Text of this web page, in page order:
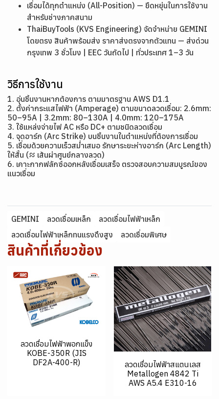
เชื่อมได้ทุกตำแหน่ง (All-Position) — ยืดหยุ่นในการใช้งาน
สำหรับช่างภาคสนาม
ThaiBuyTools (KVS Engineering) จัดจำหน่าย GEMINI
โดยตรง สินค้าพร้อมส่ง ราคาส่งตรงจากตัวแทน — ส่งด่วน
กรุงเทพ 3 ชั่วโมง | EEC วันถัดไป | ทั่วประเทศ 1–3 วัน
วิธีการใช้งาน
1. อุ่นชิ้นงานหากต้องการ ตามมาตรฐาน AWS D1.1
2. ตั้งค่ากระแสไฟฟ้า (Amperage) ตามขนาดลวดเชื่อม: 2.6mm:
50–95A | 3.2mm: 80–130A | 4.0mm: 120–175A
3. ใช้แหล่งจ่ายไฟ AC หรือ DC+ ตามชนิดลวดเชื่อม
4. จุดอาร์ก (Arc Strike) บนชิ้นงานในตำแหน่งที่ต้องการเชื่อม
5. เชื่อมด้วยความเร็วสม่ำเสมอ รักษาระยะห่างอาร์ก (Arc Length)
ให้สั้น (≈ เส้นผ่าศูนย์กลางลวด)
6. เคาะกากฟลักซ์ออกหลังเชื่อมเสร็จ ตรวจสอบความสมบูรณ์ของ
แนวเชื่อม
GEMINI ลวดเชื่อมเหล็ก
ลวดเชื่อมไฟฟ้าเหล็ก
ลวดเชื่อมไฟฟ้าเหล็กทนแรงดึงสูง
ลวดเชื่อมพิเศษ
สินค้าที่เกี่ยวข้อง
ลวดเชื่อมไฟฟ้าพอกแข็ง
KOBE-350R (JIS
DF2A-400-R)
ลวดเชื่อมไฟฟ้าสแตนเลส
Metallogen 4842 Ti
AWS A5.4 E310-16